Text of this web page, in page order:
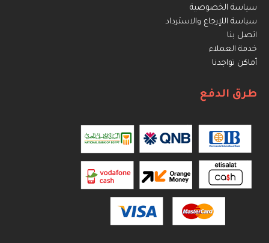
سياسة الخصوصية
سياسة اللإرجاع والاسترداد
اتصل بنا
خدمة العملاء
أماكن تواجدنا
طرق الدفع